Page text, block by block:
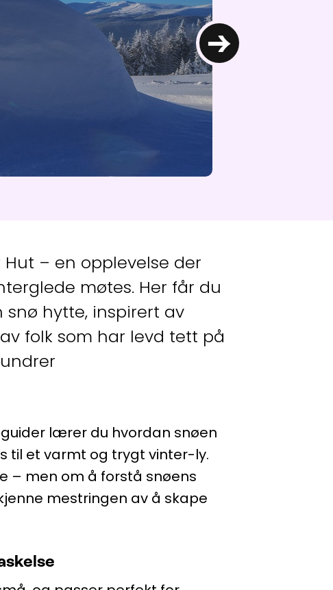
→
– en opplevelse der
møtes. Her får du
hytte, inspirert av
folk som har levd tett på
lærer du hvordan snøen
til et varmt og trygt vinter-ly.
– men om å forstå snøens
mestringen av å skape